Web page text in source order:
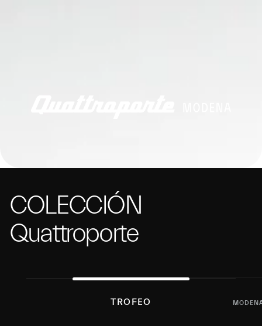
COLECCIÓN
Quattroporte
TROFEO